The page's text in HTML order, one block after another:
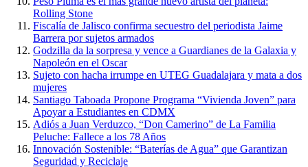
Rolling Stone
Fiscalía de Jalisco confirma secuestro del periodista Jaime
Barrera por sujetos armados
Godzilla da la sorpresa y vence a Guardianes de la Galaxia y
Napoleón en el Oscar
Sujeto con hacha irrumpe en UTEG Guadalajara y mata a dos
mujeres
Santiago Taboada Propone Programa “Vivienda Joven” para
Apoyar a Estudiantes en CDMX
Adiós a Juan Verduzco, “Don Camerino” de La Familia
Peluche: Fallece a los 78 Años
Innovación Sostenible: “Baterías de Agua” que Garantizan
Seguridad y Reciclaje